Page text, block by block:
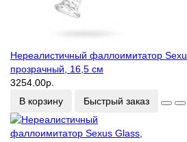
Нереалистичный фаллоимитатор
прозрачный, 16,5 см
3254.00р.
В корзину
Быстрый заказ